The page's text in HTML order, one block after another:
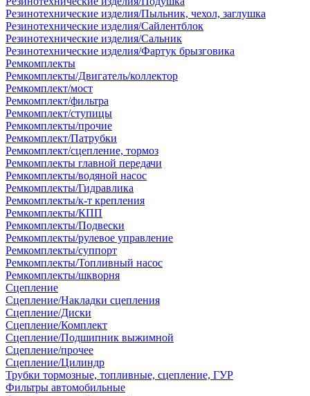
Резинотехнические изделия/Пыльник, чехол, заглушка
Резинотехнические изделия/Сайлентблок
Резинотехнические изделия/Сальник
Резинотехнические изделия/Фартук брызговика
Ремкомплекты
Ремкомплекты/Двигатель/коллектор
Ремкомплект/мост
Ремкомплект/фильтра
Ремкомплект/ступицы
Ремкомплекты/прочие
Ремкомплект/Патрубки
Ремкомплект/сцепление, тормоз
Ремкомплекты главной передачи
Ремкомплекты/водяной насос
Ремкомплекты/Гидравлика
Ремкомплекты/к-т крепления
Ремкомплекты/КПП
Ремкомплекты/Подвески
Ремкомплекты/рулевое управление
Ремкомплекты/суппорт
Ремкомплекты/Топливный насос
Ремкомплекты/шкворня
Сцепление
Сцепление/Накладки сцепления
Сцепление/Диски
Сцепление/Комплект
Сцепление/Подшипник выжимной
Сцепление/прочее
Сцепление/Цилиндр
Трубки тормозные, топливные, сцепление, ГУР
Фильтры автомобильные